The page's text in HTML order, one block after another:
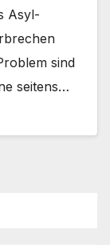
Asyl-
sind
seitens…